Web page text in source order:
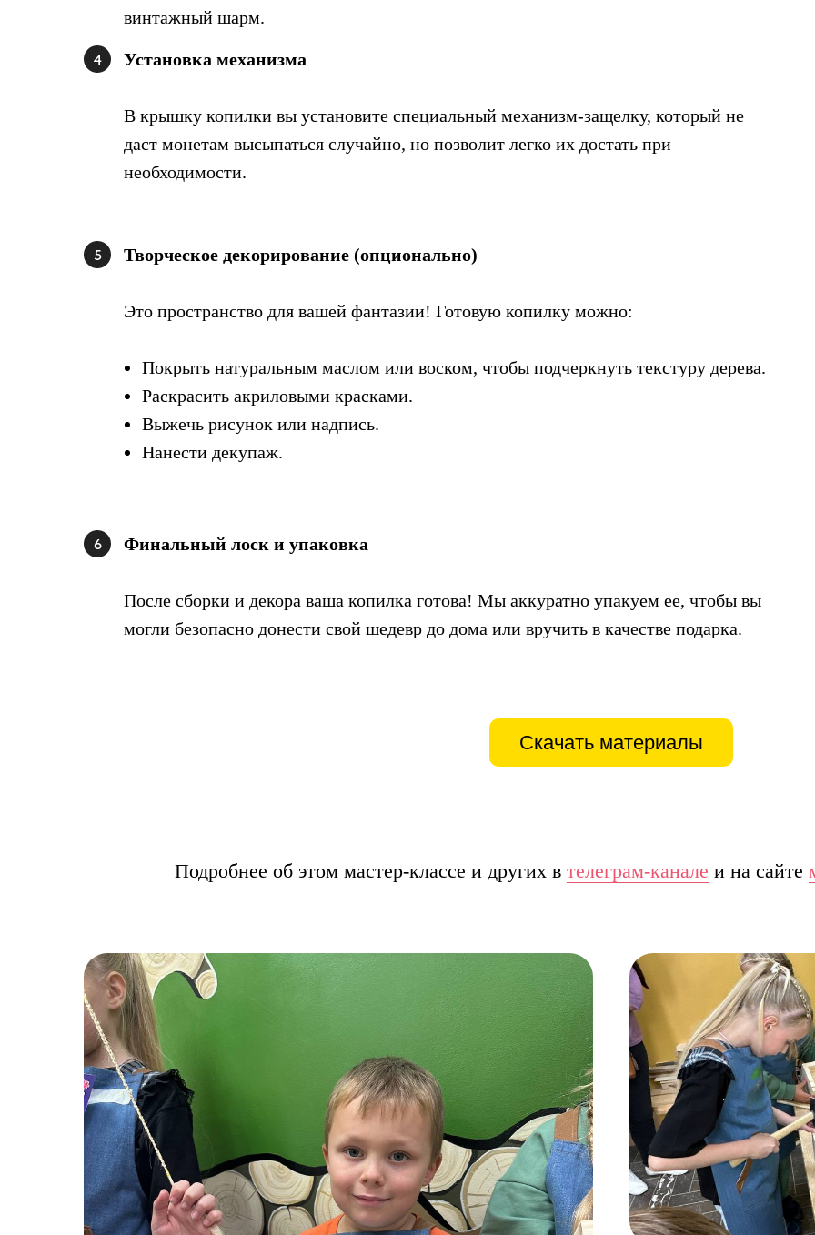
винтажный шарм.
4 Установка механизма
В крышку копилки вы установите специальный механизм-защелку, который не
даст монетам высыпаться случайно, но позволит легко их достать при
необходимости.
5 Творческое декорирование (опционально)
Это пространство для вашей фантазии! Готовую копилку можно:
Покрыть натуральным маслом или воском, чтобы подчеркнуть текстуру дерева.
Раскрасить акриловыми красками.
Выжечь рисунок или надпись.
Нанести декупаж.
6 Финальный лоск и упаковка
После сборки и декора ваша копилка готова! Мы аккуратно упакуем ее, чтобы вы
могли безопасно донести свой шедевр до дома или вручить в качестве подарка.
Скачать материалы
Подробнее об этом мастер-классе и других в телеграм-канале и на сайте